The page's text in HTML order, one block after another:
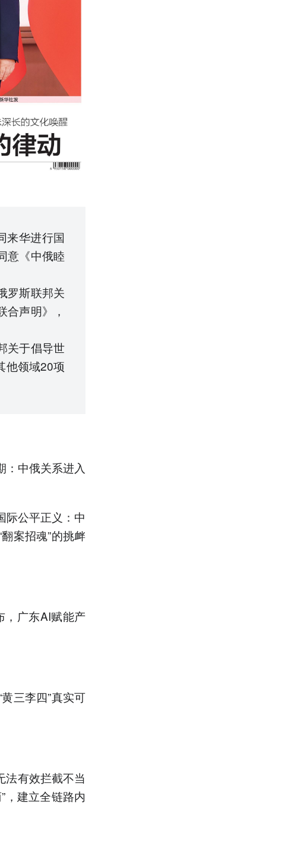
来华进行国
意《中俄睦
罗斯联邦关
声明》，
关于倡导世
他领域20项
：中俄关系进入
际公平正义：中
案招魂”的挑衅
，广东AI赋能产
三李四”真实可
法有效拦截不当
建立全链路内